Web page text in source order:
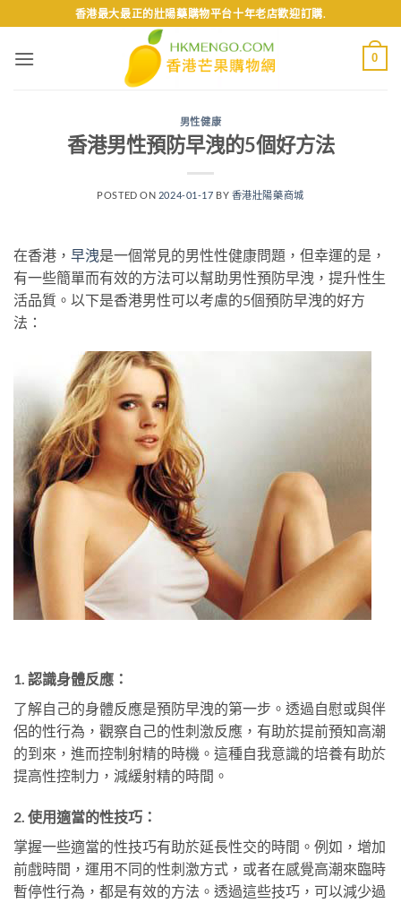
to
content
香港最大最正的壯陽藥購物平台十年老店歡迎訂購.
0
男性健康
香港男性預防早洩的5個好方法
POSTED ON 2024-01-17 BY 香港壯陽藥商城
在香港， 早洩是一個常見的男性性健康問題，但幸運的是，
有一些簡單而有效的方法可以幫助男性預防早洩，提升性生
活品質。以下是香港男性可以考慮的5個預防早洩的好方
法：
1. 認識身體反應：
了解自己的身體反應是預防早洩的第一步。透過自慰或與伴
侶的性行為，觀察自己的性刺激反應，有助於提前預知高潮
的到來，進而控制射精的時機。這種自我意識的培養有助於
提高性控制力，減緩射精的時間。
2. 使用適當的性技巧：
掌握一些適當的性技巧有助於延長性交的時間。例如，增加
前戲時間，運用不同的性刺激方式，或者在感覺高潮來臨時
暫停性行為，都是有效的方法。透過這些技巧，可以減少過